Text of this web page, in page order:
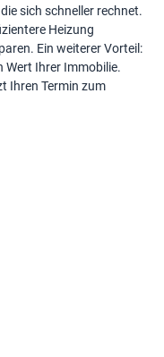
sich schneller rechnet.
Heizung
Ein weiterer Vorteil:
Wert Ihrer Immobilie.
Ihren Termin zum